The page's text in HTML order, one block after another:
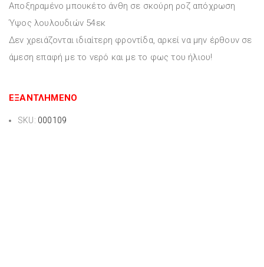
Αποξηραμένo μπουκέτο άνθη σε σκούρη ροζ απόχρωση
Ύψος λουλουδιών 54εκ
Δεν χρειάζονται ιδιαίτερη φροντίδα, αρκεί να μην έρθουν σε
άμεση επαφή με το νερό και με το φως του ήλιου!
ΕΞΑΝΤΛΗΜΈΝΟ
SKU: 000109